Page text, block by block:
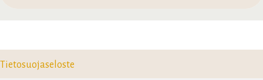
Tietosuojaseloste